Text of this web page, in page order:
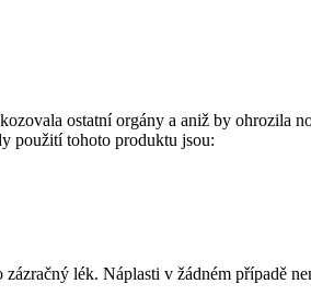
ostatní orgány a aniž by ohrozila
použití tohoto produktu jsou:
lék. Náplasti v žádném případě